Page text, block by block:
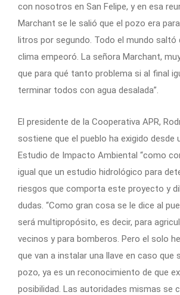
con nosotros en San Felipe, y en esa
Marchant se le salió que el pozo era
litros por segundo. Todo el mundo saltó
clima empeoró. La señora Marchant,
que para qué tanto problema si al final
terminar todos con agua desalada”.
El presidente de la Cooperativa APR,
sostiene que el pueblo ha exigido desde
Estudio de Impacto Ambiental “como
igual que un estudio hidrológico para
riesgos que comporta este proyecto y
dudas. “Como gran cosa se le dice al
será multipropósito, es decir, para
vecinos y para bomberos. Pero el solo
que van a instalar una llave en caso que
pozo, ya es un reconocimiento de que
posibilidad. Las autoridades mismas se